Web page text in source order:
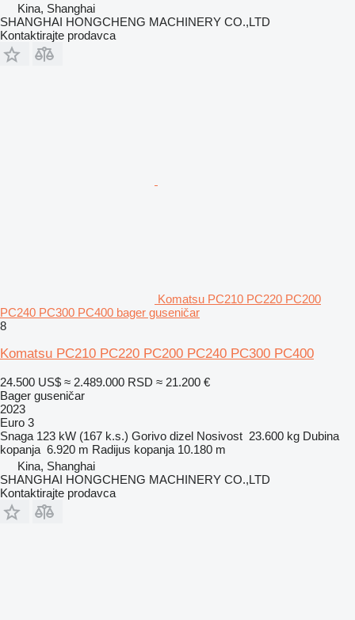
Kina, Shanghai
SHANGHAI HONGCHENG MACHINERY CO.,LTD
Kontaktirajte prodavca
Komatsu PC210 PC220 PC200
PC240 PC300 PC400 bager guseničar
8
Komatsu PC210 PC220 PC200 PC240 PC300 PC400
24.500 US$ ≈ 2.489.000 RSD ≈ 21.200 €
Bager guseničar
2023
Euro 3
Snaga 123 kW (167 k.s.) Gorivo dizel Nosivost 23.600 kg Dubina
kopanja 6.920 m Radijus kopanja 10.180 m
Kina, Shanghai
SHANGHAI HONGCHENG MACHINERY CO.,LTD
Kontaktirajte prodavca